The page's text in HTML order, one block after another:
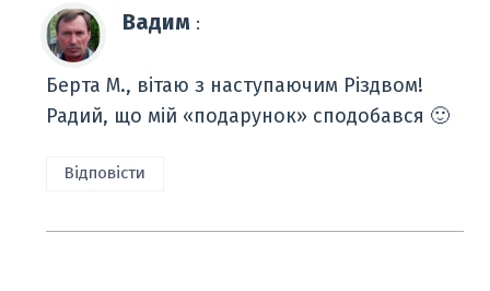
Вадим :
Берта М., вітаю з наступаючим Різдвом!
Радий, що мій «подарунок» сподобався 🙂
Відповісти